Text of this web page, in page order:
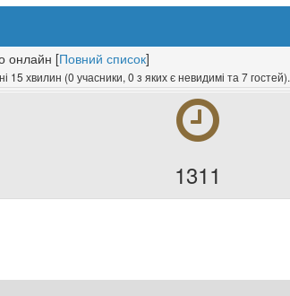
онлайн [Повний список]
15 хвилин (0 учасники, 0 з яких є невидимі та 7 гостей).
1311